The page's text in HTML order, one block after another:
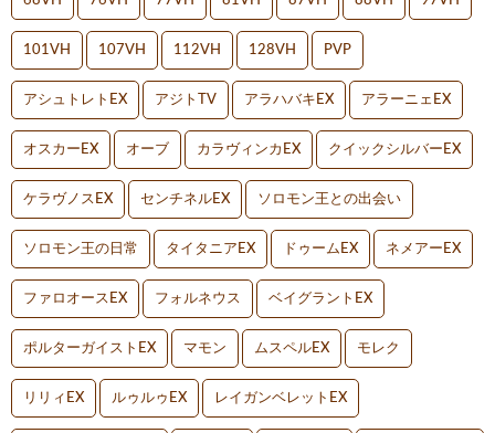
101VH 107VH 112VH 128VH PVP
アシュトレトEX アジトTV アラハバキEX アラーニェEX
オスカーEX オーブ カラヴィンカEX クイックシルバーEX
ケラヴノスEX センチネルEX ソロモン王との出会い
ソロモン王の日常 タイタニアEX ドゥームEX ネメアーEX
ファロオースEX フォルネウス ベイグラントEX
ポルターガイストEX マモン ムスペルEX モレク
リリィEX ルゥルゥEX レイガンベレットEX